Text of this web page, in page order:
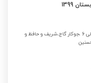
1399
تدریس به مدت 16 سال در دبیرستان های علامه حلی 6 ،جوکار گاج،شریف و حافظ و